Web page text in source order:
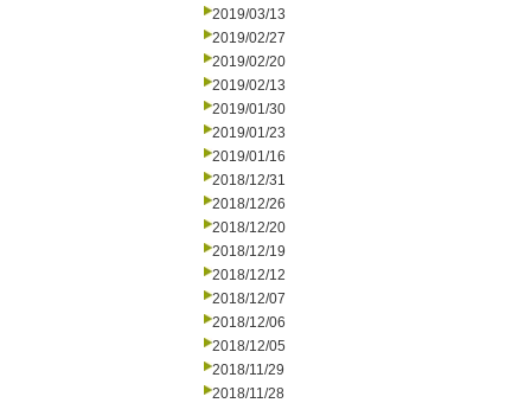
2019/03/13
2019/02/27
2019/02/20
2019/02/13
2019/01/30
2019/01/23
2019/01/16
2018/12/31
2018/12/26
2018/12/20
2018/12/19
2018/12/12
2018/12/07
2018/12/06
2018/12/05
2018/11/29
2018/11/28